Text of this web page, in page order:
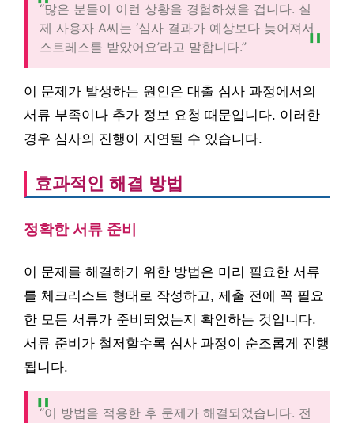
“많은 분들이 이런 상황을 경험하셨을 겁니다. 실
제 사용자 A씨는 ‘심사 결과가 예상보다 늦어져서
스트레스를 받았어요’라고 말합니다.”
이 문제가 발생하는 원인은 대출 심사 과정에서의
서류 부족이나 추가 정보 요청 때문입니다. 이러한
경우 심사의 진행이 지연될 수 있습니다.
효과적인 해결 방법
정확한 서류 준비
이 문제를 해결하기 위한 방법은 미리 필요한 서류
를 체크리스트 형태로 작성하고, 제출 전에 꼭 필요
한 모든 서류가 준비되었는지 확인하는 것입니다.
서류 준비가 철저할수록 심사 과정이 순조롭게 진행
됩니다.
“이 방법을 적용한 후 문제가 해결되었습니다. 전